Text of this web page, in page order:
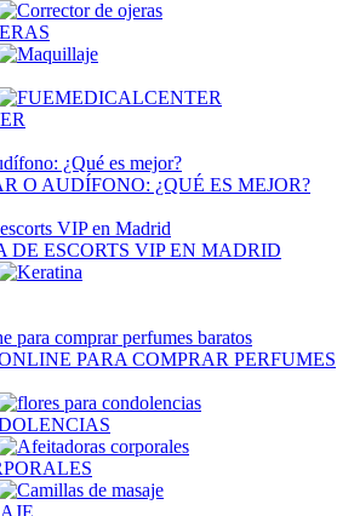
O AUDÍFONO: ¿QUÉ ES MEJOR?
DE ESCORTS VIP EN MADRID​
PARA COMPRAR PERFUMES